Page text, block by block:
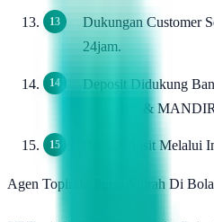
Dukungan Customer
24jam.
Deposit Didukung
BNI, BRI &
Bisa Deposit Melalui
Agen Topindo Pulsa Murah Di